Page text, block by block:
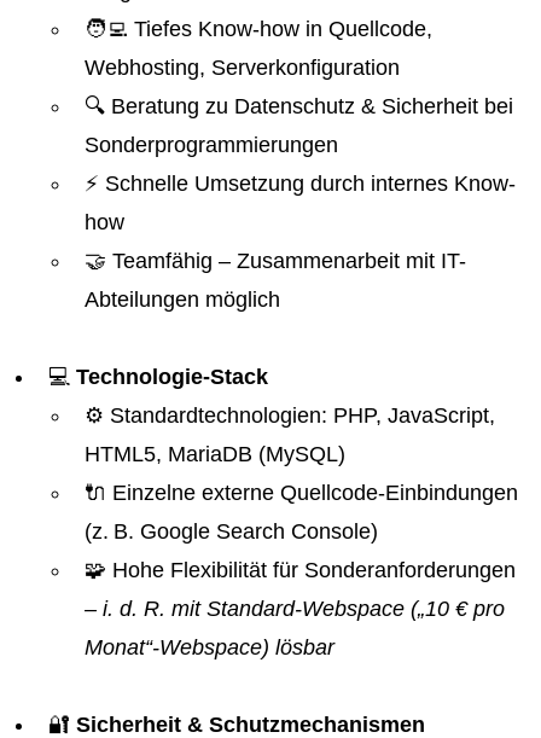
🧑‍💻 Tiefes Know-how in Quellcode,
Webhosting, Serverkonfiguration
🔍 Beratung zu Datenschutz & Sicherheit bei
Sonderprogrammierungen
⚡ Schnelle Umsetzung durch internes Know-
how
🤝 Teamfähig – Zusammenarbeit mit IT-
Abteilungen möglich
💻 Technologie-Stack
⚙️ Standardtechnologien: PHP, JavaScript,
HTML5, MariaDB (MySQL)
🔌 Einzelne externe Quellcode-Einbindungen
(z. B. Google Search Console)
🧩 Hohe Flexibilität für Sonderanforderungen
– i. d. R. mit Standard-Webspace („10 € pro
Monat“-Webspace) lösbar
🔐 Sicherheit & Schutzmechanismen